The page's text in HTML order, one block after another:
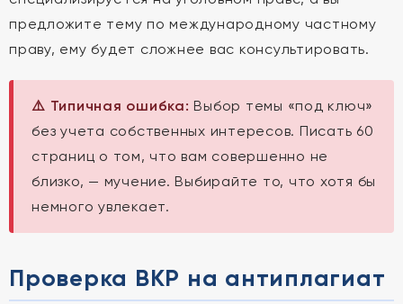
предложите тему по международному частному
праву, ему будет сложнее вас консультировать.
⚠️ Типичная ошибка: Выбор темы «под ключ»
без учета собственных интересов. Писать 60
страниц о том, что вам совершенно не
близко, — мучение. Выбирайте то, что хотя бы
немного увлекает.
Проверка ВКР на антиплагиат